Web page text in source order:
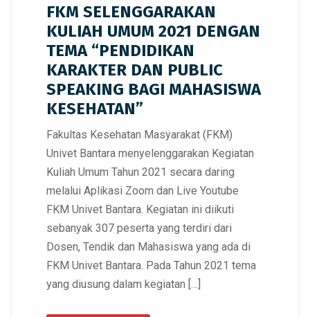
FKM SELENGGARAKAN
KULIAH UMUM 2021 DENGAN
TEMA “PENDIDIKAN
KARAKTER DAN PUBLIC
SPEAKING BAGI MAHASISWA
KESEHATAN”
Fakultas Kesehatan Masyarakat (FKM)
Univet Bantara menyelenggarakan Kegiatan
Kuliah Umum Tahun 2021 secara daring
melalui Aplikasi Zoom dan Live Youtube
FKM Univet Bantara. Kegiatan ini diikuti
sebanyak 307 peserta yang terdiri dari
Dosen, Tendik dan Mahasiswa yang ada di
FKM Univet Bantara. Pada Tahun 2021 tema
yang diusung dalam kegiatan […]